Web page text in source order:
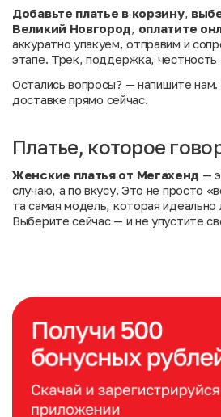
Добавьте платье в корзину,
Великий Новгород, оплатите
аккуратно упакуем, отправим и
этапе. Трек, поддержка, честность
Остались вопросы? — напишите нам.
доставке прямо сейчас.
Платье, которое
Женские платья от Мегахенд —
случаю, а по вкусу. Это не просто
та самая модель, которая
Выберите сейчас — и не упустите